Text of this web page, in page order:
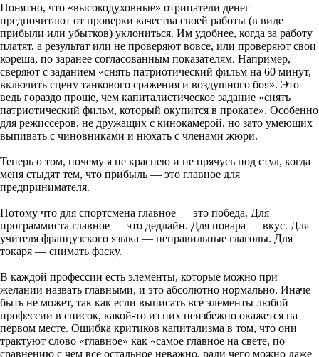
Понятно, что «высокодуховные» отрицатели денег
предпочитают от проверки качества своей работы (в виде
прибыли или убытков) уклониться. Им удобнее, когда за работу
платят, а результат или не проверяют вовсе, или проверяют свои
кореша, по заранее согласованным показателям. Например,
сверяют с заданием «снять патриотический фильм на 60 минут,
включить сцену танкового сражения и воздушного боя». Это
ведь гораздо проще, чем капиталистическое задание «снять
патриотический фильм, который окупится в прокате». Особенно
для режиссёров, не дружащих с кинокамерой, но зато умеющих
выпивать с чиновниками и нюхать с членами жюри.
Теперь о том, почему я не краснею и не прячусь под стул, когда
меня стыдят тем, что прибыль — это главное для
предпринимателя.
Потому что для спортсмена главное — это победа. Для
программиста главное — это дедлайн. Для повара — вкус. Для
учителя французского языка — неправильные глаголы. Для
токаря — снимать фаску.
В каждой профессии есть элементы, которые можно при
желании назвать главными, и это абсолютно нормально. Иначе
быть не может, так как если выписать все элементы любой
профессии в список, какой-то из них неизбежно окажется на
первом месте. Ошибка критиков капитализма в том, что они
трактуют слово «главное» как «самое главное на свете, по
сравнению с чем всё остальное неважно, ради чего можно даже